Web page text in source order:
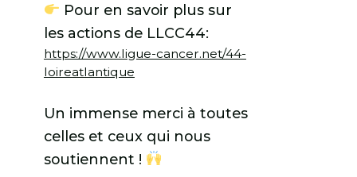
Pour en savoir plus sur
les actions de LLCC44:
https://www.ligue-cancer.net/44-
loireatlantique
Un immense merci à toutes
celles et ceux qui nous
soutiennent !